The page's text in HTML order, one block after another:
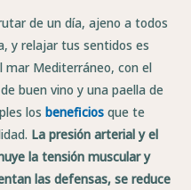
de un día, ajeno a todos
y relajar tus sentidos es
mar Mediterráneo, con el
buen vino y una paella de
los beneficios que te
La presión arterial y el
la tensión muscular y
las defensas, se reduce